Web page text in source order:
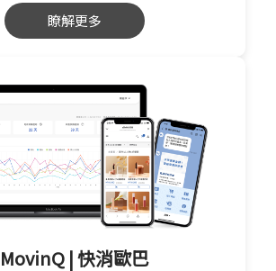
瞭解更多
MovinQ | 快消歐巴